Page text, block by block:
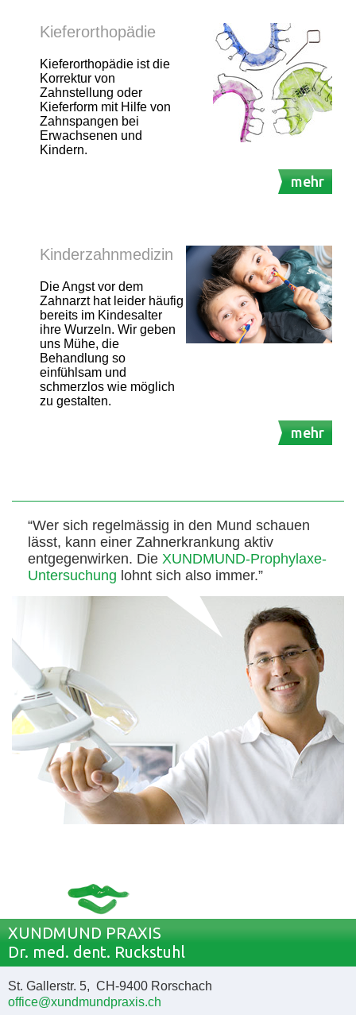
Kieferorthopädie
Kieferorthopädie ist die
Korrektur von
Zahnstellung oder
Kieferform mit Hilfe von
Zahnspangen bei
Erwachsenen und
Kindern.
mehr
Kinderzahnmedizin
Die Angst vor dem
Zahnarzt hat leider häufig
bereits im Kindesalter
ihre Wurzeln. Wir geben
uns Mühe, die
Behandlung so
einfühlsam und
schmerzlos wie möglich
zu gestalten.
mehr
“Wer sich regelmässig in den Mund schauen
lässt, kann einer Zahnerkrankung aktiv
entgegenwirken. Die XUNDMUND-Prophylaxe-
Untersuchung lohnt sich also immer.”
XUNDMUND PRAXIS
Dr. med. dent. Ruckstuhl
St. Gallerstr. 5, CH-9400 Rorschach
office@xundmundpraxis.ch